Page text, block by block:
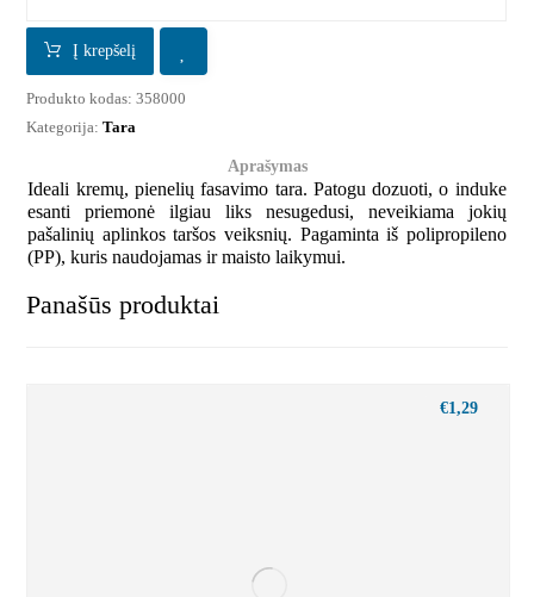
Į krepšelį
Produkto kodas:358000
Kategorija:Tara
Aprašymas
Ideali kremų, pienelių fasavimo tara. Patogu dozuoti, o induke
esanti priemonė ilgiau liks nesugedusi, neveikiama jokių
pašalinių aplinkos taršos veiksnių. Pagaminta iš polipropileno
(PP), kuris naudojamas ir maisto laikymui.
Panašūs produktai
€1,29